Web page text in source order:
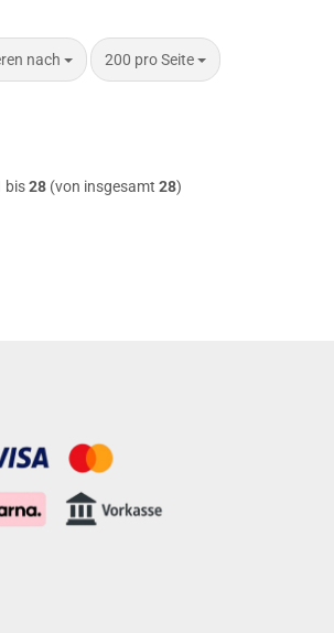
nach
nach 200 pro Seite
pro Seite
bis28(von insgesamt 28)